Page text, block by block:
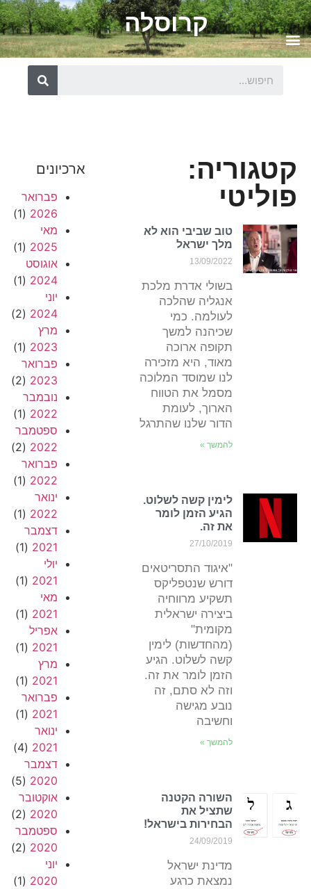
קרוסלה
קטגוריה:
פוליטי
טוב שביבי הוא לא
מלך ישראל
13/09/2022
בשולי אדרת מלכת
אנגליה שהלכה
לעולמה. כמי
שכיהנה למשך
תקופה ארוכה
מאוד, היא מזכירה
לנו שמוסד המלוכה
מסמל את הטווח
הארוך, לעומת
הדור שלנו שהתרגל
להמשך »
לימין קשה לשלוט.
הגיע הזמן לומר
את זה.
27/10/2019
"איגוד התסריטאים
דורש שנטפליקס
תשקיע מרווחיה
ביצירה ישראלית
מקומית"
(מהחדשות) לימין
קשה לשלוט. הגיע
הזמן לומר את זה.
וזה לא סתם, זה
נובע מגישה
וחשיבה
להמשך »
השורה הקטנה
שתציל את
הבחירות בישראל!
24/09/2019
מדינת ישראל
נמצאת כרגע
ארכיונים
פברואר
2026
(1)
מאי
2025
(1)
אוגוסט
2024
(1)
יוני
2024
(2)
מרץ
2023
(1)
פברואר
2023
(2)
נובמבר
2022
(1)
ספטמבר
2022
(2)
פברואר
2022
(1)
ינואר
2022
(1)
דצמבר
2021
(1)
יולי
2021
(1)
מאי
2021
(1)
אפריל
2021
(1)
מרץ
2021
(1)
פברואר
2021
(1)
ינואר
2021
(4)
דצמבר
2020
(5)
אוקטובר
2020
(2)
ספטמבר
2020
(2)
יוני
2020
(1)